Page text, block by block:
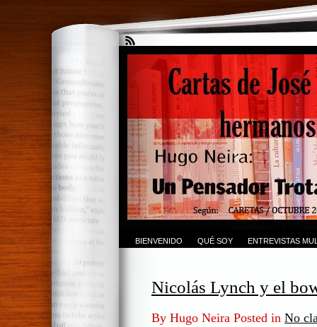
BIENVENIDO QUÉ SOY ENTREVISTAS
Nicolás Lynch y el
By Hugo Neira Posted in No